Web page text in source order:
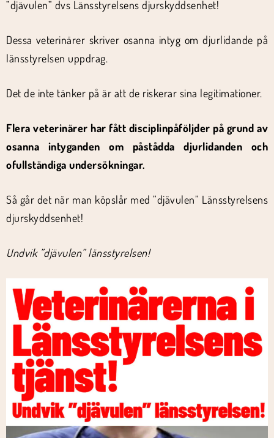
”djävulen” dvs Länsstyrelsens djurskyddsenhet!
Dessa veterinärer skriver osanna intyg om djurlidande på
länsstyrelsen uppdrag.
Det de inte tänker på är att de riskerar sina legitimationer.
Flera veterinärer har fått disciplinpåföljder på grund av
osanna intyganden om påstådda djurlidanden och
ofullständiga undersökningar.
Så går det när man köpslår med ”djävulen” Länsstyrelsens
djurskyddsenhet!
Undvik ”djävulen” länsstyrelsen!